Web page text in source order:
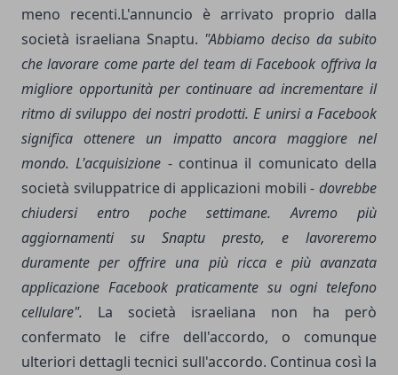
meno recenti.L'annuncio è arrivato proprio dalla
società israeliana Snaptu. "Abbiamo deciso da subito
che lavorare come parte del team di Facebook offriva la
migliore opportunità per continuare ad incrementare il
ritmo di sviluppo dei nostri prodotti. E unirsi a Facebook
significa ottenere un impatto ancora maggiore nel
mondo. L'acquisizione - continua il comunicato della
società sviluppatrice di applicazioni mobili - dovrebbe
chiudersi entro poche settimane. Avremo più
aggiornamenti su Snaptu presto, e lavoreremo
duramente per offrire una più ricca e più avanzata
applicazione Facebook praticamente su ogni telefono
cellulare". La società israeliana non ha però
confermato le cifre dell'accordo, o comunque
ulteriori dettagli tecnici sull'accordo. Continua così la